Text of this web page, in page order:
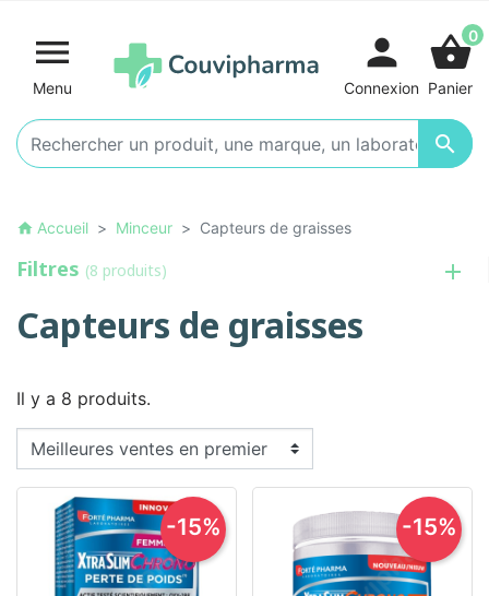

Menu

person
Connexion
shopping_basket0
Panier
home Accueil Minceur Capteurs de graisses
Filtres (8 produits)
Capteurs de graisses
Il y a 8 produits.
-15% -15%